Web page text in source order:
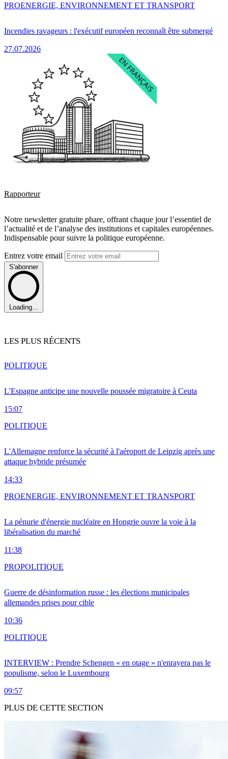
Incendies ravageurs : l'exécutif européen reconnaît être submergé
27.07.2026
PROENERGIE, ENVIRONNEMENT ET TRANSPORT
Rapporteur
Notre newsletter gratuite phare, offrant chaque jour l’essentiel de
l’actualité et de l’analyse des institutions et capitales européennes.
Indispensable pour suivre la politique européenne.
Entrez votre email
S'abonner
Loading...
LES PLUS RÉCENTS
L'Espagne anticipe une nouvelle poussée migratoire à Ceuta
15:07
POLITIQUE
L'Allemagne renforce la sécurité à l'aéroport de Leipzig après une
attaque hybride présumée
14:33
POLITIQUE
La pénurie d'énergie nucléaire en Hongrie ouvre la voie à la
libéralisation du marché
11:38
PROENERGIE, ENVIRONNEMENT ET TRANSPORT
Guerre de désinformation russe : les élections municipales
allemandes prises pour cible
10:36
PROPOLITIQUE
INTERVIEW : Prendre Schengen « en otage » n'enrayera pas le
populisme, selon le Luxembourg
09:57
POLITIQUE
PLUS DE CETTE SECTION